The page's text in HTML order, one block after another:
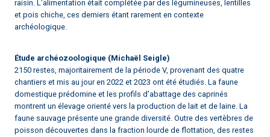
raisin. L’alimentation était complétée par des légumineuses, lentilles
et pois chiche, ces derniers étant rarement en contexte
archéologique.
Étude archéozoologique (Michaël Seigle)
2150 restes, majoritairement de la période V, provenant des quatre
chantiers et mis au jour en 2022 et 2023 ont été étudiés. La faune
domestique prédomine et les profils d’abattage des caprinés
montrent un élevage orienté vers la production de lait et de laine. La
faune sauvage présente une grande diversité. Outre des vertèbres de
poisson découvertes dans la fraction lourde de flottation, des restes